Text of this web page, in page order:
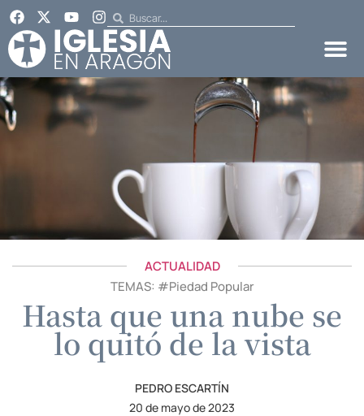
ACTUALIDAD
TEMAS: #Piedad Popular
Hasta que una nube se
lo quitó de la vista
PEDRO ESCARTÍN
20 de mayo de 2023